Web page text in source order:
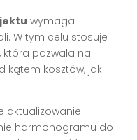
wymaga
W tym celu stosuje
która pozwala na
kątem kosztów, jak i
aktualizowanie
harmonogramu do